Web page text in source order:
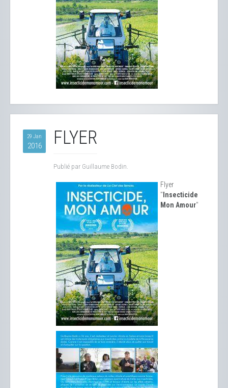
29 Jan
2016 FLYER
Publié par Guillaume Bodin.
Flyer
" Insecticide
Mon Amour"